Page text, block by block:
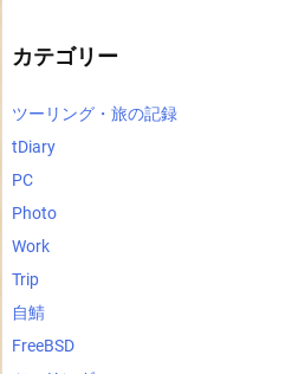
カテゴリー
ツーリング・旅の記録
tDiary
PC
Photo
Work
Trip
自鯖
FreeBSD